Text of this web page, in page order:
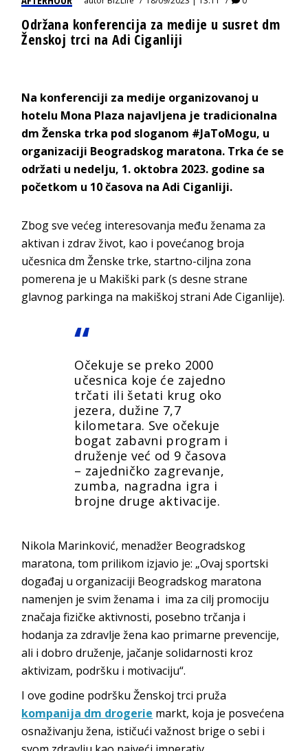
Održana konferencija za medije u susret dm
Ženskoj trci na Adi Ciganliji
Na konferenciji za medije organizovanoj u
hotelu Mona Plaza najavljena je tradicionalna
dm Ženska trka pod sloganom #JaToMogu, u
organizaciji Beogradskog maratona. Trka će se
održati u nedelju, 1. oktobra 2023. godine sa
početkom u 10 časova na Adi Ciganliji.
Zbog sve većeg interesovanja među ženama za
aktivan i zdrav život, kao i povećanog broja
učesnica dm Ženske trke, startno-ciljna zona
pomerena je u Makiški park (s desne strane
glavnog parkinga na makiškoj strani Ade Ciganlije).
Očekuje se preko 2000
učesnica koje će zajedno
trčati ili šetati krug oko
jezera, dužine 7,7
kilometara. Sve očekuje
bogat zabavni program i
druženje već od 9 časova
– zajedničko zagrevanje,
zumba, nagradna igra i
brojne druge aktivacije.
Nikola Marinković, menadžer Beogradskog
maratona, tom prilikom izjavio je: „Ovaj sportski
događaj u organizaciji Beogradskog maratona
namenjen je svim ženama i ima za cilj promociju
značaja fizičke aktivnosti, posebno trčanja i
hodanja za zdravlje žena kao primarne prevencije,
ali i dobro druženje, jačanje solidarnosti kroz
aktivizam, podršku i motivaciju“.
I ove godine podršku Ženskoj trci pruža
kompanija dm drogerie markt, koja je posvećena
osnaživanju žena, ističući važnost brige o sebi i